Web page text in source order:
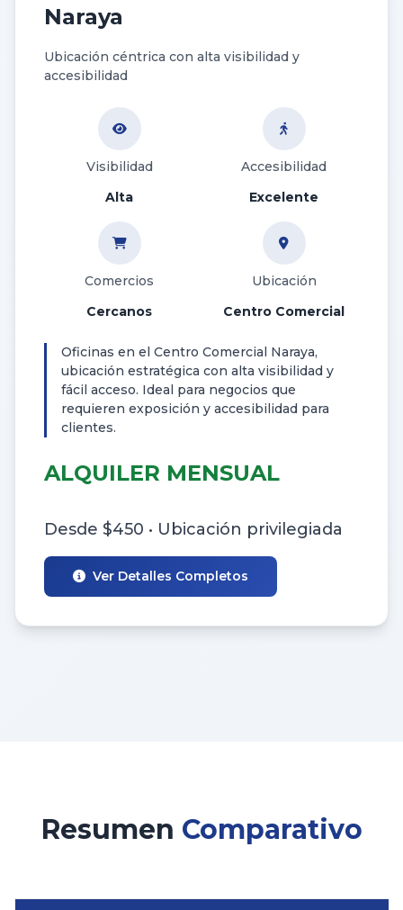
Naraya
Ubicación céntrica con alta visibilidad y
accesibilidad
Visibilidad
Alta
Accesibilidad
Excelente
Comercios
Cercanos
Ubicación
Centro Comercial
Oficinas en el Centro Comercial Naraya,
ubicación estratégica con alta visibilidad y
fácil acceso. Ideal para negocios que
requieren exposición y accesibilidad para
clientes.
ALQUILER MENSUAL
Desde $450 • Ubicación privilegiada
Ver Detalles Completos
Resumen Comparativo